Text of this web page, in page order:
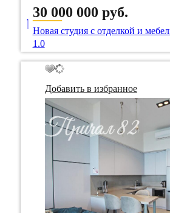
30 000 000 руб.
____
Новая студия с отделкой и
1.0
Добавить в избранное